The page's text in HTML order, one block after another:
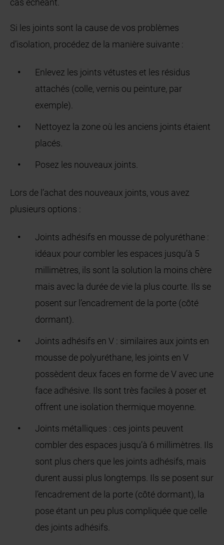
cas échéant.
Si les joints sont la cause de vos problèmes
d’isolation, procédez de la manière suivante :
Enlevez les joints vétustes et les résidus
attachés (colle, vernis ou peinture, par
exemple).
Nettoyez la zone où les anciens joints étaient
placés.
Posez les nouveaux joints.
Lors de l’achat des nouveaux joints, vous avez
plusieurs options :
Joints adhésifs en mousse de polyuréthane :
idéaux pour combler les espaces jusqu’à 5
millimètres, ils sont la solution la moins chère
mais avec la durée de vie la plus courte. Ils se
posent sur l’encadrement de la porte (côté
dormant).
Joints adhésifs en V : similaires aux joints en
mousse de polyuréthane, les joints en V
possèdent deux faces en forme de V avec une
face adhésive. Ils sont très faciles à poser et
offrent une isolation thermique moyenne.
Joints métalliques : ces joints peuvent
combler des espaces jusqu’à 6 millimètres. Ils
sont plus chers que les joints adhésifs, mais
durent aussi plus longtemps. Ils se posent sur
l’encadrement de la porte (côté dormant), la
pose étant un peu plus compliquée que celle
des joints adhésifs.